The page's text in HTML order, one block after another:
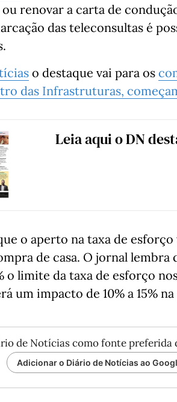
renovar a carta de
das teleconsultas é
o destaque vai para os
das Infrastruturas,
Leia aqui o DN
o aperto na taxa de
de casa. O jornal lembra
o limite da taxa de esforço
um impacto de 10% a 15%
de Notícias como fonte preferida
Adicionar o Diário de Notícias ao